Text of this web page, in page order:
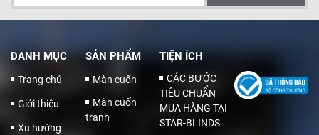
DANH MỤC
Trang chủ
Giới thiệu
Xu hướng
SẢN PHẨM
Màn cuốn
Màn cuốn
tranh
TIỆN ÍCH
CÁC BƯỚC
TIÊU CHUẨN
MUA HÀNG TẠI
STAR-BLINDS